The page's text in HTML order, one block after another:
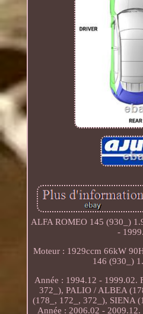
ALFA ROMEO 145 (930_)
-
Moteur : 1929ccm 66kW
146 (930_)
Année : 1994.12 - 1999.02.
372_), PALIO / ALBEA
(178_, 172_, 372_), SIENA
Année : 2006.02 -